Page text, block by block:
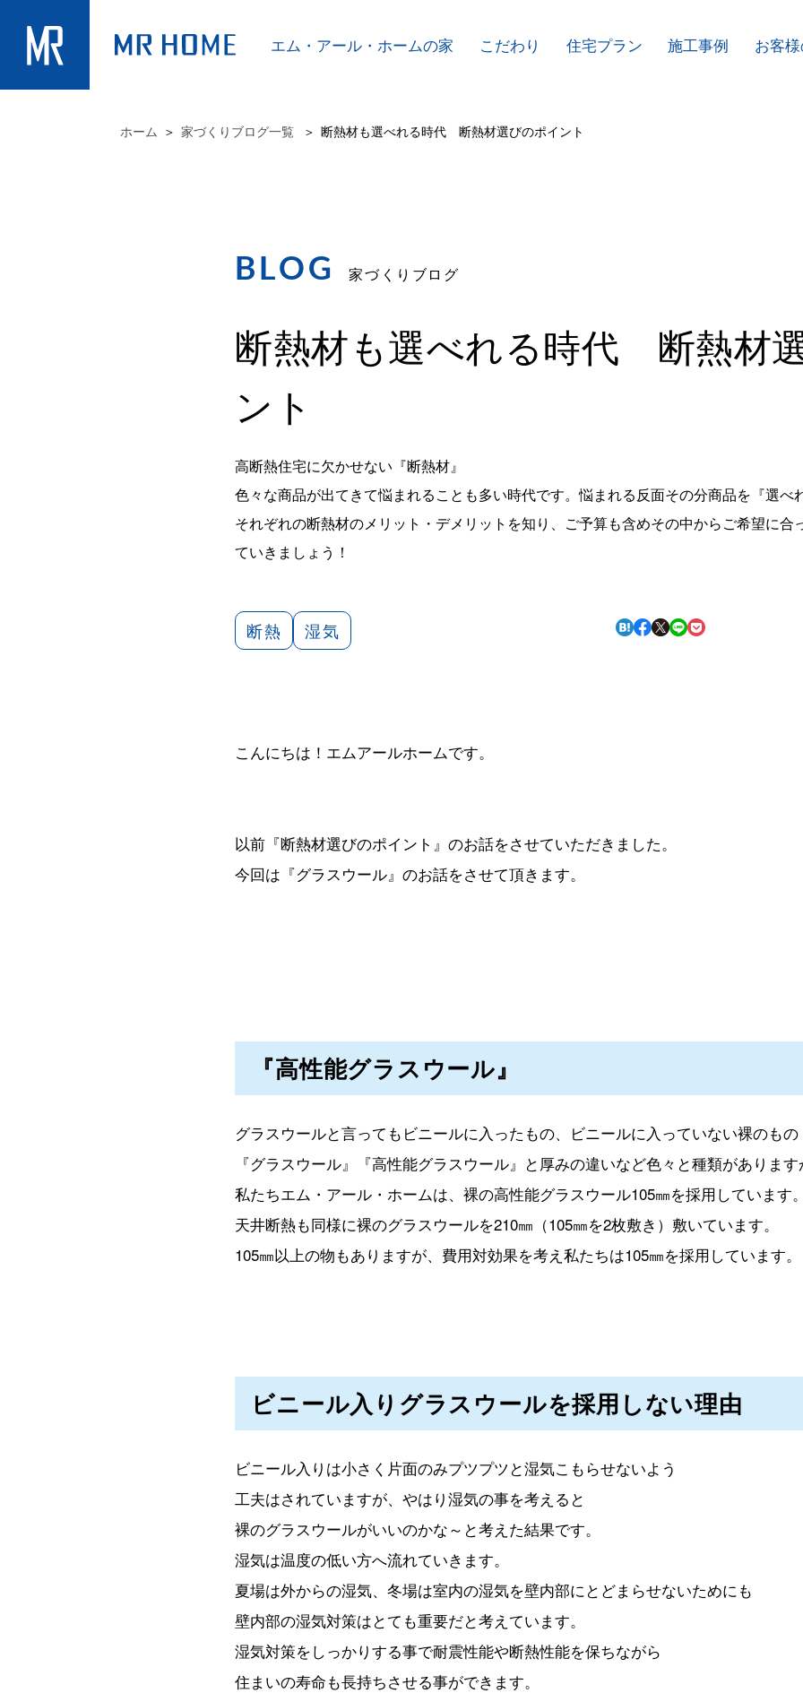
エム・アール・ホームの家 こだわり 住宅プラン 施工事例 お客
ホーム 家づくりブログ一覧 断熱材も選べれる時代 断熱材選びのポイント
BLOG 家づくりブログ
断熱材も選べれる時代 断熱材
ント
高断熱住宅に欠かせない『断熱材』
色々な商品が出てきて悩まれることも多い時代です。悩まれる反面その分商品を『選べ
それぞれの断熱材のメリット・デメリットを知り、ご予算も含めその中からご希望に合
ていきましょう！
断熱 湿気
こんにちは！エムアールホームです。
以前『断熱材選びのポイント』のお話をさせていただきました。
今回は『グラスウール』のお話をさせて頂きます。
『高性能グラスウール』
グラスウールと言ってもビニールに入ったもの、ビニールに入っていない裸のもの
『グラスウール』『高性能グラスウール』と厚みの違いなど色々と種類があります
私たちエム・アール・ホームは、裸の高性能グラスウール105㎜を採用しています
天井断熱も同様に裸のグラスウールを210㎜（105㎜を2枚敷き）敷いています。
105㎜以上の物もありますが、費用対効果を考え私たちは105㎜を採用しています。
ビニール入りグラスウールを採用しない理由
ビニール入りは小さく片面のみプツプツと湿気こもらせないよう
工夫はされていますが、やはり湿気の事を考えると
裸のグラスウールがいいのかな～と考えた結果です。
湿気は温度の低い方へ流れていきます。
夏場は外からの湿気、冬場は室内の湿気を壁内部にとどまらせないためにも
壁内部の湿気対策はとても重要だと考えています。
湿気対策をしっかりする事で耐震性能や断熱性能を保ちながら
住まいの寿命も長持ちさせる事ができます。